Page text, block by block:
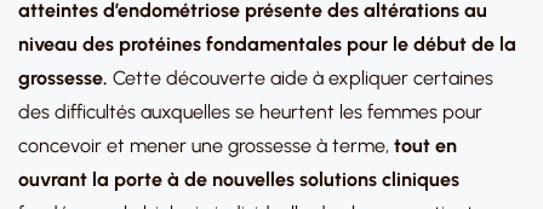
atteintes d’endométriose présente des altérations au
niveau des protéines fondamentales pour le début de la
grossesse. Cette découverte aide à expliquer certaines
des difficultés auxquelles se heurtent les femmes pour
concevoir et mener une grossesse à terme, tout en
ouvrant la porte à de nouvelles solutions cliniques